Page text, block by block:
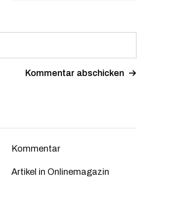
Kommentar
Artikel in Onlinemagazin